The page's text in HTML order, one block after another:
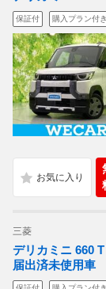
保証付 購入プラン付き
三菱
デリカミニ 660
届出済未使用